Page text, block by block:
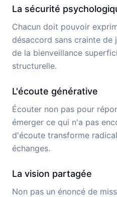
La sécurité
Chacun doit pouvoir
désaccord sans crainte de
de la bienveillance
structurelle.
L'écoute générative
Écouter non pas pour
émerger ce qui n'a pas
d'écoute transforme
échanges.
La vision partagée
Non pas un énoncé de